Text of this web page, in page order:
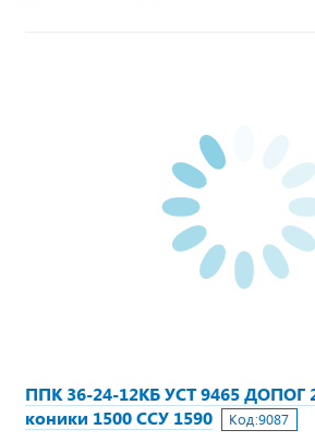
ППК 36-24-12КБ УСТ 9465 ДОПОГ
коники 1500 ССУ 1590
Код:9087